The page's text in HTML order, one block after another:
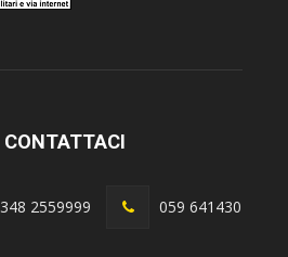
CONTATTACI
348 2559999 059 641430